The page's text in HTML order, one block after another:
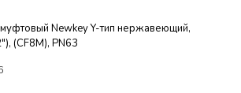
Newkey Y-тип нержавеющий,
(CF8M), PN63